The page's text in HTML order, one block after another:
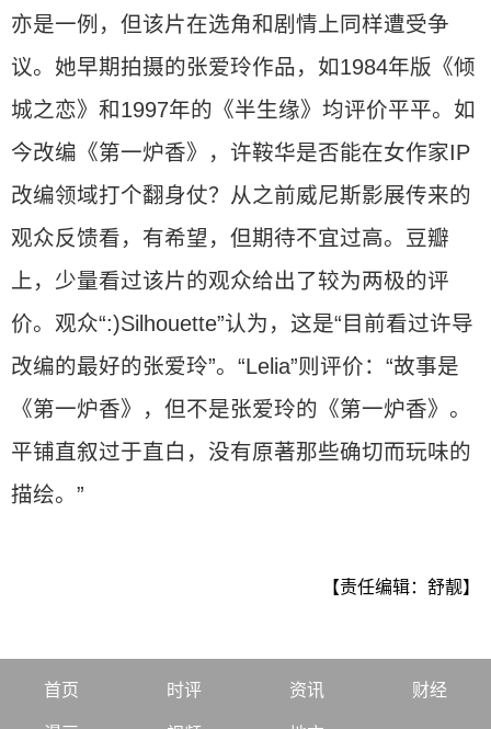
亦是一例，但该片在选角和剧情上同样遭受争
议。她早期拍摄的张爱玲作品，如1984年版《倾
城之恋》和1997年的《半生缘》均评价平平。如
今改编《第一炉香》，许鞍华是否能在女作家IP
改编领域打个翻身仗？从之前威尼斯影展传来的
观众反馈看，有希望，但期待不宜过高。豆瓣
上，少量看过该片的观众给出了较为两极的评
价。观众“:)Silhouette”认为，这是“目前看过许导
改编的最好的张爱玲”。“Lelia”则评价：“故事是
《第一炉香》，但不是张爱玲的《第一炉香》。
平铺直叙过于直白，没有原著那些确切而玩味的
描绘。”
【责任编辑：舒靓】
首页 时评 资讯 财经